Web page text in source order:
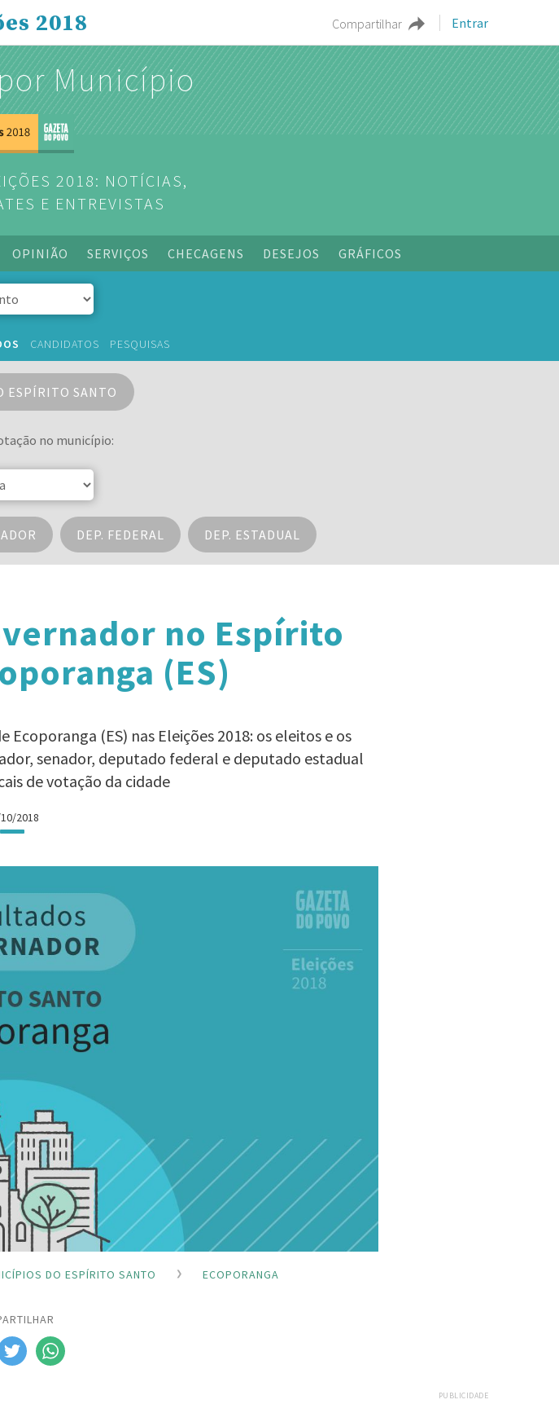
Compartilhar Entrar
2018
Município
2018: NOTÍCIAS,
E ENTREVISTAS
OPINIÃO SERVIÇOS CHECAGENS DESEJOS GRÁFICOS
CANDIDATOS PESQUISAS
ESPÍRITO SANTO
no município:
DEP. FEDERAL DEP. ESTADUAL
no Espírito
(ES)
(ES) nas Eleições 2018: os eleitos e os
senador, deputado federal e deputado estadual
de votação da cidade
2018
DO ESPÍRITO SANTO ECOPORANGA
PUBLICIDADE